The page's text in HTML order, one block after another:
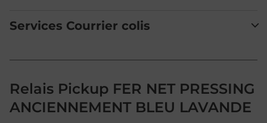
Services Courrier colis
Relais Pickup FER NET PRESSING
ANCIENNEMENT BLEU LAVANDE